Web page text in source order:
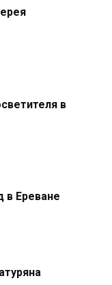
в
в Ереване